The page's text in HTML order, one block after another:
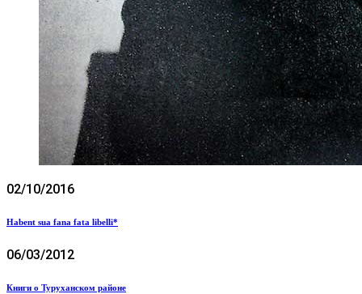
02/10/2016
Habent sua fana fata libelli*
06/03/2012
Книги о Туруханском районе